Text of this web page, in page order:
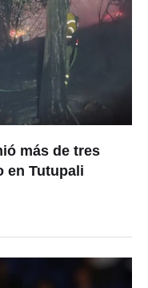
más de tres
en Tutupali